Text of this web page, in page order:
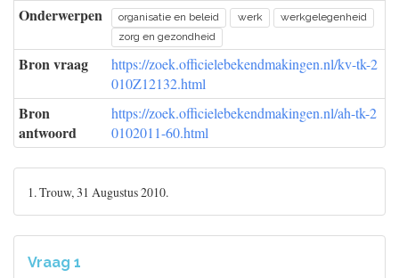
Onderwerpen organisatie en beleid werk
werkgelegenheid
zorg en gezondheid
Bron vraag
https://zoek.officielebekendmakingen.nl/kv-tk-2
010Z12132.html
Bron
antwoord
https://zoek.officielebekendmakingen.nl/ah-tk-2
0102011-60.html
1. Trouw, 31 Augustus 2010.
Vraag 1